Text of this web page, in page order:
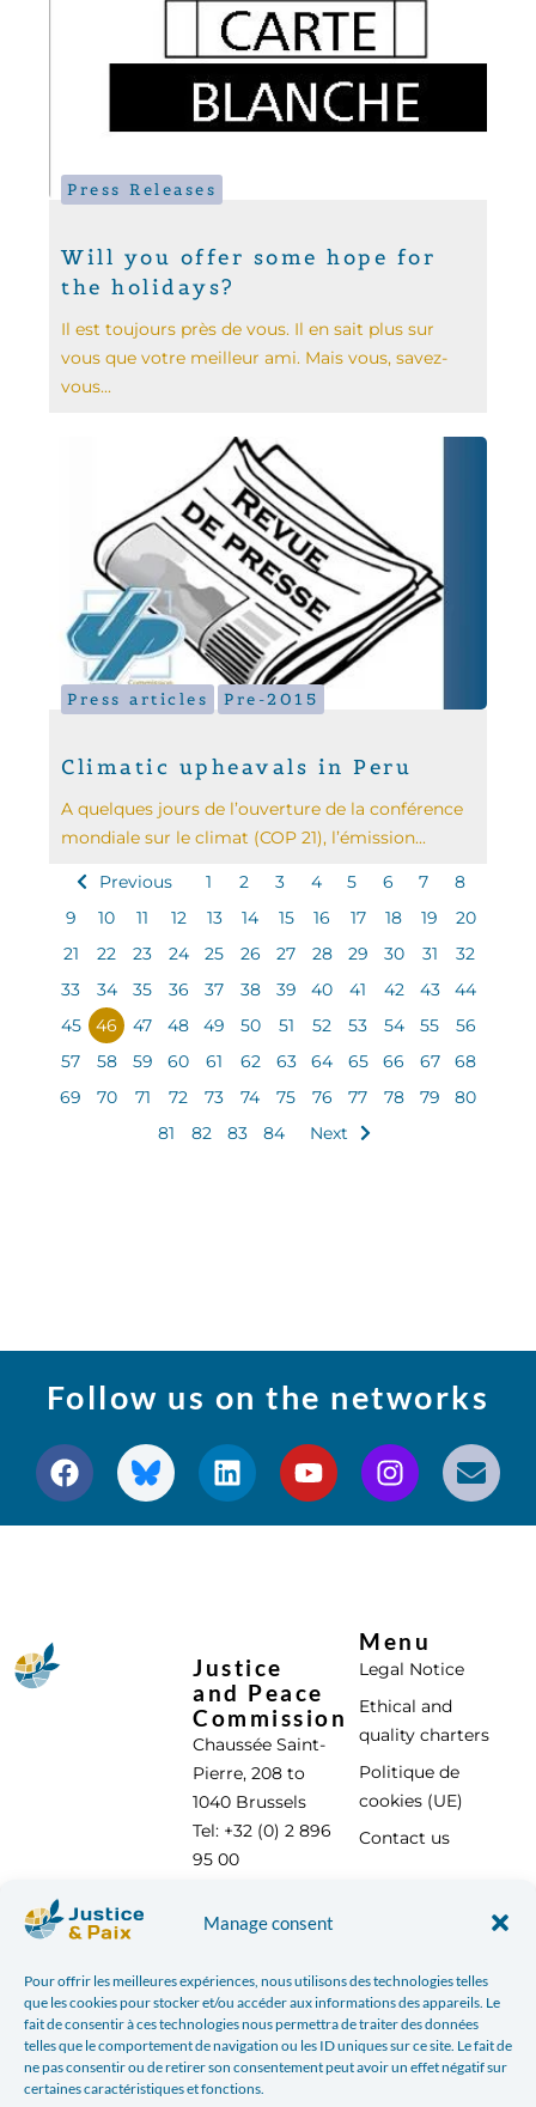
Manage consent
Pour offrir les meilleures expériences, nous utilisons des technologies telles
que les cookies pour stocker et/ou accéder aux informations des appareils. Le
fait de consentir à ces technologies nous permettra de traiter des données
telles que le comportement de navigation ou les ID uniques sur ce site. Le fait de
ne pas consentir ou de retirer son consentement peut avoir un effet négatif sur
certaines caractéristiques et fonctions.
Press Releases
Will you offer some hope for
the holidays?
Il est toujours près de vous. Il en sait plus sur
vous que votre meilleur ami. Mais vous, savez-
vous...
Press articles Pre-2015
Climatic upheavals in Peru
A quelques jours de l’ouverture de la conférence
mondiale sur le climat (COP 21), l’émission...
Previous 1 2 3 4 5 6 7
8
9
10 11 12 13 14 15 16 17 18 19
20
21
22 23 24 25 26 27 28 29 30 31
32
33
34 35 36 37 38 39 40 41 42 43
44
45
46 47 48 49 50 51 52 53 54 55
56
57
58 59 60 61 62 63 64 65 66 67
68
69
70 71 72 73 74 75 76 77 78 79
80
81
82 83 84 Next
Follow us on the networks
Justice
and Peace
Commission
Chaussée Saint-
Pierre, 208 to
1040 Brussels
Tel: +32 (0) 2 896
95 00
Menu
Legal Notice
Ethical and
quality charters
Politique de
cookies (UE)
Contact us
With the support of :